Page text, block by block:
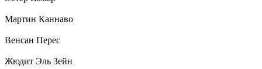
Мартин Каннаво
Венсан Перес
Жюдит Эль Зейн